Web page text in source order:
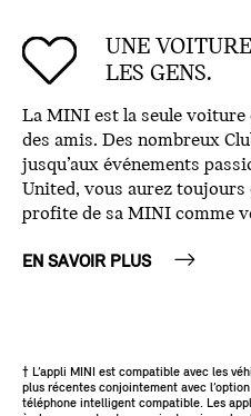
UNE
LES GENS.
La MINI est la seule
des amis. Des nombreux
jusqu’aux événements
United, vous aurez
profite de sa MINI comme
EN SAVOIR PLUS
† L’appli MINI est compatible avec les
plus récentes conjointement avec
téléphone intelligent compatible. Les